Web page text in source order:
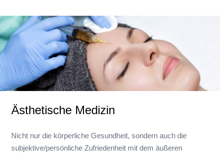
Ästhetische Medizin
Nicht nur die körperliche Gesundheit, sondern auch die
subjektive/persönliche Zufriedenheit mit dem äußeren